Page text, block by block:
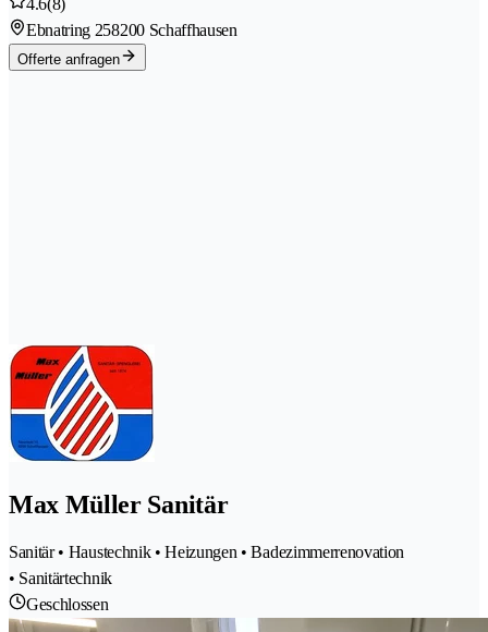
4.6(8)
Ebnatring 258200 Schaffhausen
Offerte anfragen
Max Müller Sanitär
Sanitär • Haustechnik • Heizungen • Badezimmerrenovation
• Sanitärtechnik
Geschlossen